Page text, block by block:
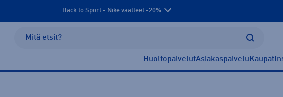
Back to Sport - Nike vaatteet -20%
HuoltopalvelutAsiakaspalvelu Kaupat